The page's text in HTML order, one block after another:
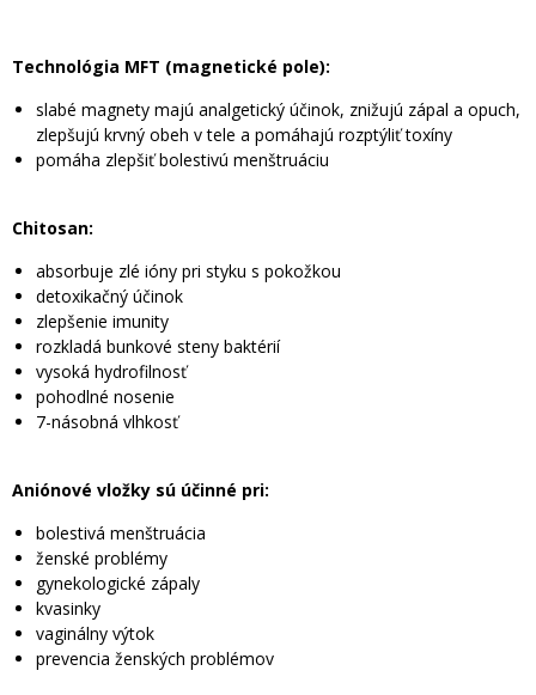
Technológia MFT (magnetické pole):
slabé magnety majú analgetický účinok, znižujú zápal a opuch,
zlepšujú krvný obeh v tele a pomáhajú rozptýliť toxíny
pomáha zlepšiť bolestivú menštruáciu
Chitosan:
absorbuje zlé ióny pri styku s pokožkou
detoxikačný účinok
zlepšenie imunity
rozkladá bunkové steny baktérií
vysoká hydrofilnosť
pohodlné nosenie
7-násobná vlhkosť
Aniónové vložky sú účinné pri:
bolestivá menštruácia
ženské problémy
gynekologické zápaly
kvasinky
vaginálny výtok
prevencia ženských problémov